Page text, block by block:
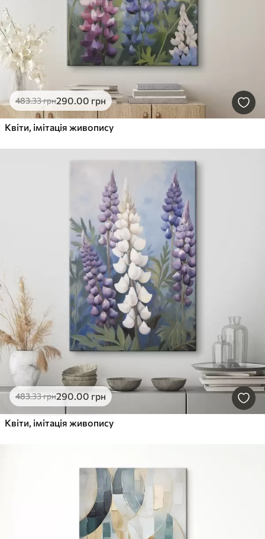
483.33грн290.00 грн
Квіти, імітація живопису
483.33грн290.00 грн
Квіти, імітація живопису